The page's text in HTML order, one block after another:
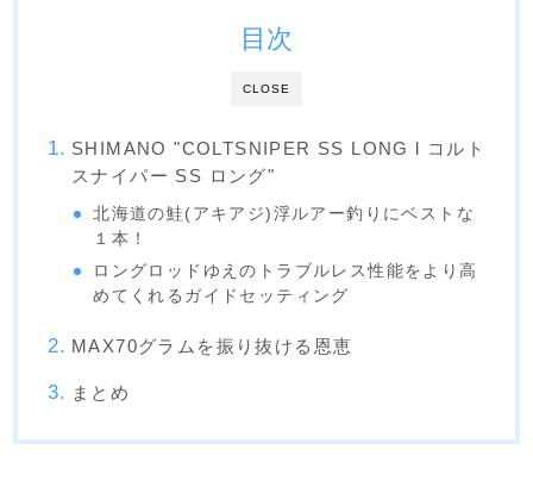
CLOSE
目次
SHIMANO "COLTSNIPER SS LONG l コルト
スナイパー SS ロング"
北海道の鮭(アキアジ)浮ルアー釣りにベストな
１本！
ロングロッドゆえのトラブルレス性能をより高
めてくれるガイドセッティング
MAX70グラムを振り抜ける恩恵
まとめ